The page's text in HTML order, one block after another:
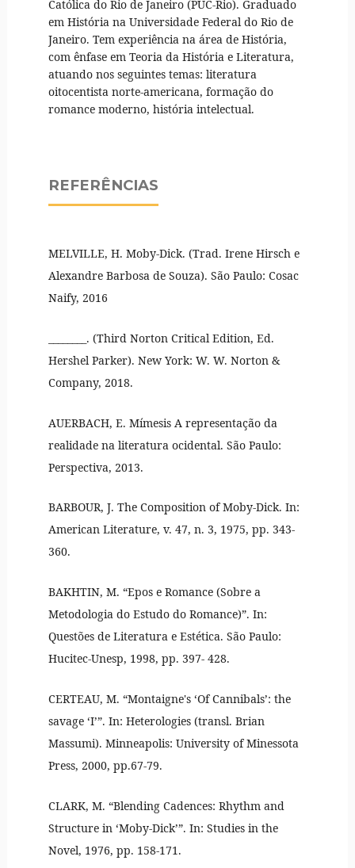
Católica do Rio de Janeiro (PUC-Rio). Graduado
em História na Universidade Federal do Rio de
Janeiro. Tem experiência na área de História,
com ênfase em Teoria da História e Literatura,
atuando nos seguintes temas: literatura
oitocentista norte-americana, formação do
romance moderno, história intelectual.
REFERÊNCIAS
MELVILLE, H. Moby-Dick. (Trad. Irene Hirsch e
Alexandre Barbosa de Souza). São Paulo: Cosac
Naify, 2016
________. (Third Norton Critical Edition, Ed.
Hershel Parker). New York: W. W. Norton &
Company, 2018.
AUERBACH, E. Mímesis A representação da
realidade na literatura ocidental. São Paulo:
Perspectiva, 2013.
BARBOUR, J. The Composition of Moby-Dick. In:
American Literature, v. 47, n. 3, 1975, pp. 343-
360.
BAKHTIN, M. “Epos e Romance (Sobre a
Metodologia do Estudo do Romance)”. In:
Questões de Literatura e Estética. São Paulo:
Hucitec-Unesp, 1998, pp. 397- 428.
CERTEAU, M. “Montaigne's ‘Of Cannibals’: the
savage ‘I’”. In: Heterologies (transl. Brian
Massumi). Minneapolis: University of Minessota
Press, 2000, pp.67-79.
CLARK, M. “Blending Cadences: Rhythm and
Structure in ‘Moby-Dick’”. In: Studies in the
Novel, 1976, pp. 158-171.